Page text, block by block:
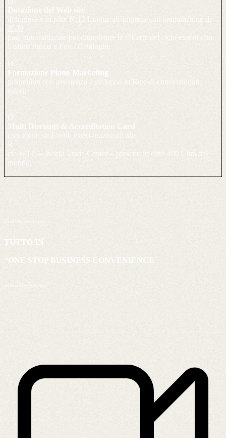
Dotazione del Web site
in inglese e in altre N.12 Lingue all’impresa con preparazione di
N.30
pag. automatizzate per completare le Offerte del ciclo export con
Listino Prezzi e Foto/ Cataloghi;
Formazione Piano Marketing
promotion con assistenza e sviluppo in Rete di concessionari
esteri;
Multi Discount & Accreditation Card
con sconti su Eventi esteri- nazionali alla
ete WTC – World Trade Center – presenti in oltre 400 Città del
mondo;
“”””””””””””
TUTTO IN
“ONE STOP BUSINESS CONVENIENCE
””””””””””””